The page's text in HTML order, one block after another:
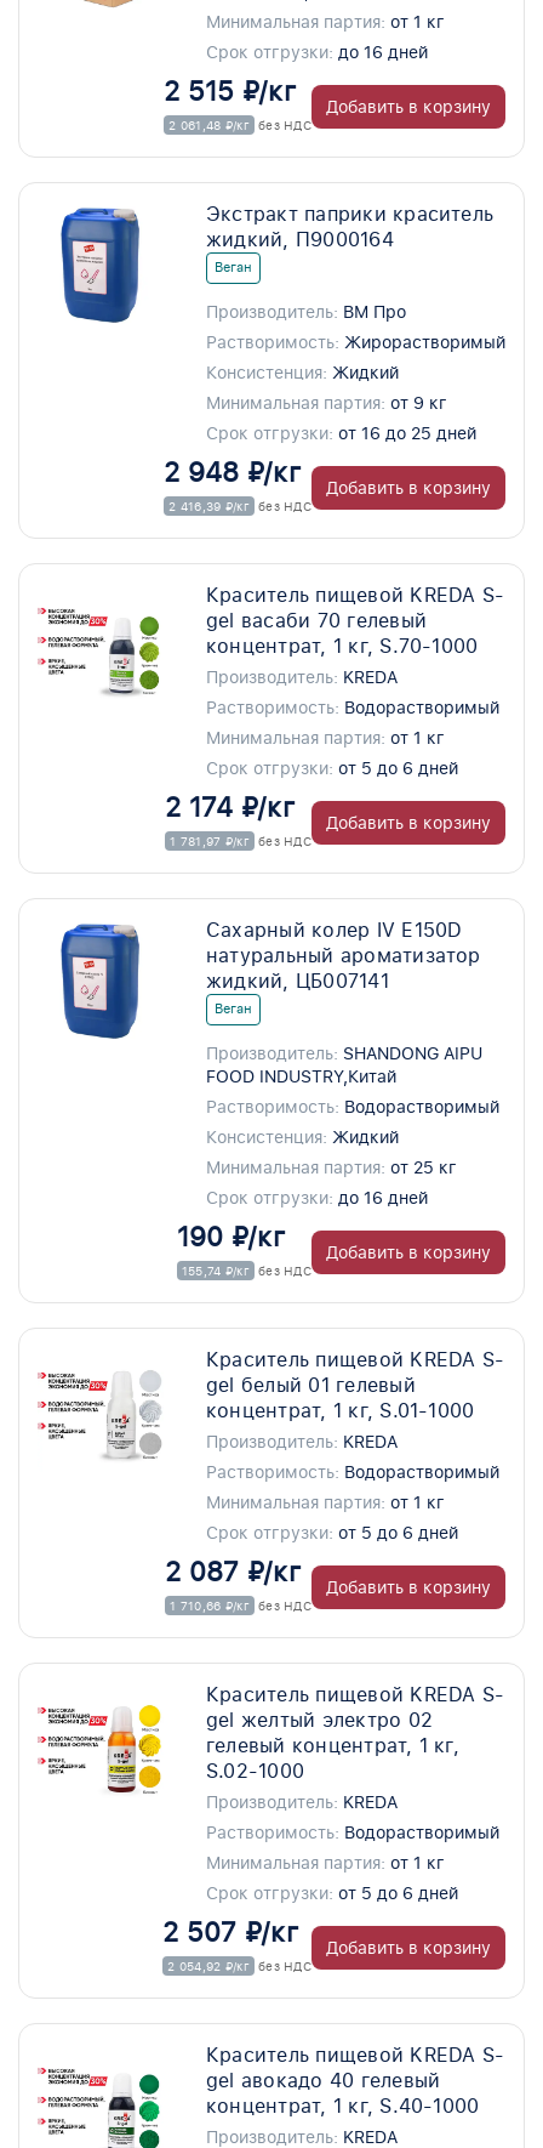
Минимальная партия: от 1 кг
Срок отгрузки: до 16 дней
2 515 ₽/кг
2 061,48 ₽/кг без НДС
Добавить в корзину
Экстракт паприки краситель
жидкий, П9000164
Веган
Производитель: ВМ Про
Растворимость: Жирорастворимый
Консистенция: Жидкий
Минимальная партия: от 9 кг
Срок отгрузки: от 16 до 25 дней
2 948 ₽/кг
2 416,39 ₽/кг без НДС
Добавить в корзину
Краситель пищевой KREDA S-
gel васаби 70 гелевый
концентрат, 1 кг, S.70-1000
Производитель: KREDA
Растворимость: Водорастворимый
Минимальная партия: от 1 кг
Срок отгрузки: от 5 до 6 дней
2 174 ₽/кг
1 781,97 ₽/кг без НДС
Добавить в корзину
Сахарный колер IV E150D
натуральный ароматизатор
жидкий, ЦБ007141
Веган
Производитель: SHANDONG AIPU
FOOD INDUSTRY,Китай
Растворимость: Водорастворимый
Консистенция: Жидкий
Минимальная партия: от 25 кг
Срок отгрузки: до 16 дней
190 ₽/кг
155,74 ₽/кг без НДС
Добавить в корзину
Краситель пищевой KREDA S-
gel белый 01 гелевый
концентрат, 1 кг, S.01-1000
Производитель: KREDA
Растворимость: Водорастворимый
Минимальная партия: от 1 кг
Срок отгрузки: от 5 до 6 дней
2 087 ₽/кг
1 710,66 ₽/кг без НДС
Добавить в корзину
Краситель пищевой KREDA S-
gel желтый электро 02
гелевый концентрат, 1 кг,
S.02-1000
Производитель: KREDA
Растворимость: Водорастворимый
Минимальная партия: от 1 кг
Срок отгрузки: от 5 до 6 дней
2 507 ₽/кг
2 054,92 ₽/кг без НДС
Добавить в корзину
Краситель пищевой KREDA S-
gel авокадо 40 гелевый
концентрат, 1 кг, S.40-1000
Производитель: KREDA